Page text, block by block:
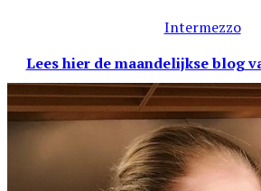
Intermezzo
Lees hier de maandelijkse blog